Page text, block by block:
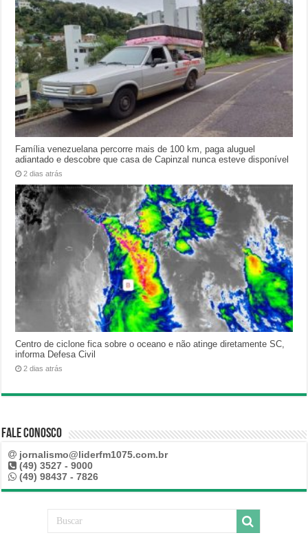
Família venezuelana percorre mais de 100 km, paga aluguel
adiantado e descobre que casa de Capinzal nunca esteve disponível
2 dias atrás
Centro de ciclone fica sobre o oceano e não atinge diretamente SC,
informa Defesa Civil
2 dias atrás
Fale Conosco
jornalismo@liderfm1075.com.br
(49) 3527 - 9000
(49) 98437 - 7826